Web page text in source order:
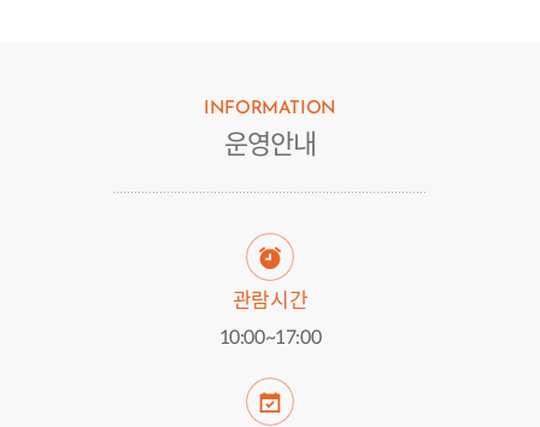
INFORMATION
운영안내
관람시간
10:00~17:00